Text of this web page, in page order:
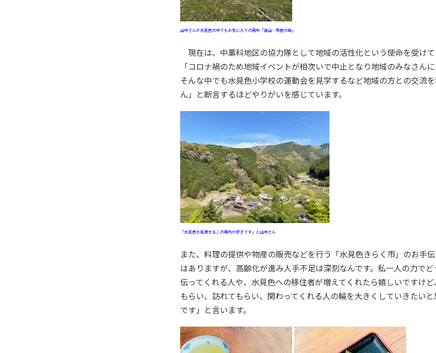
山中さんが水見色の中でもお気に入りの場所「高山・市民の森」
現在は、中藁科地区の協力隊として地域の活性化という使命を受けています。本来ならば活動の場を広げたいところですが、
「コロナ禍のため地域イベントが相次いで中止となり地域のみなさん
そんな中でも水見色小学校の運動会を見学するなど地域の方との交流
ん」と断言するほどやりがいを感じています。
「水見色を見渡せるこの場所が好きです」と山中さん
また、料理の提供や物産の販売などを行う「水見色きらく市」のお手伝いもしており、「きらく市はいろいろやりたい気持ち
はありますが、高齢化が進み人手不足は深刻なんです。私一人の力で
伝ってくれる人や、水見色への移住者が増えてくれたら嬉しいですけ
もらい、訪れてもらい、関わってくれる人の輪を大きくしていきたい
です」と言います。